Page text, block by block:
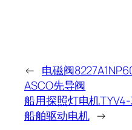
← 电磁阀
ASCO先导阀
船用探照灯电机
船舶驱动电机 →